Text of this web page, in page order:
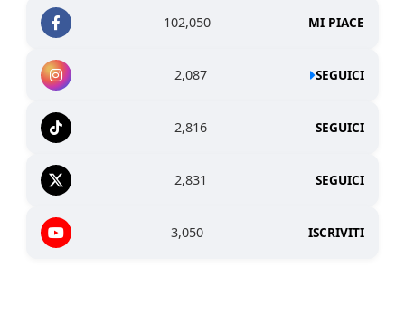
102,050 MI PIACE
2,087 SEGUICI
2,816 SEGUICI
2,831 SEGUICI
3,050 ISCRIVITI